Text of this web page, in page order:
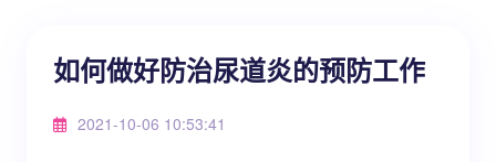
如何做好防治尿道炎的预防工作
2021-10-06 10:53:41